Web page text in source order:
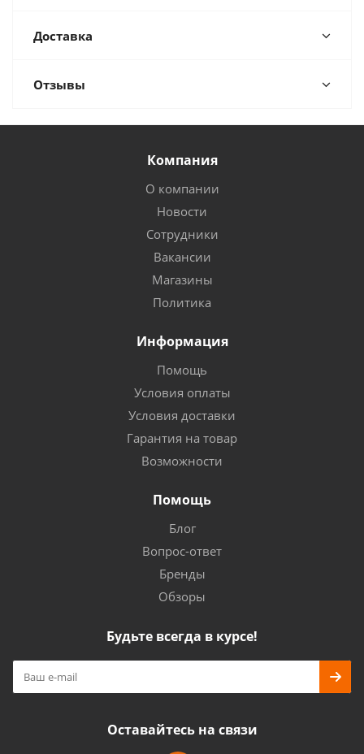
Доставка
Отзывы
Компания
О компании
Новости
Сотрудники
Вакансии
Магазины
Политика
Информация
Помощь
Условия оплаты
Условия доставки
Гарантия на товар
Возможности
Помощь
Блог
Вопрос-ответ
Бренды
Обзоры
Будьте всегда в курсе!
Оставайтесь на связи